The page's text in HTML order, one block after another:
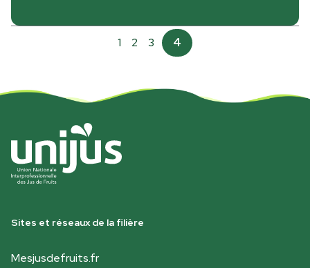
1 2 3 4
Sites et réseaux de la filière
Mesjusdefruits.fr